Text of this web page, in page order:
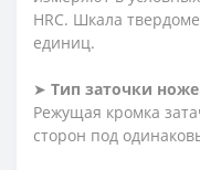
HRC. Шкала
единиц.
➤ Тип заточки
Режущая кромка
сторон под